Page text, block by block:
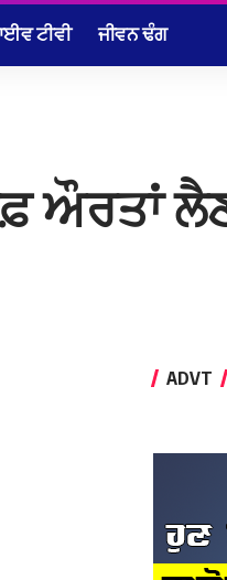
ਟੀਵੀ ਜੀਵਨ ਢੰਗ
ਔਰਤਾਂ
ADVT